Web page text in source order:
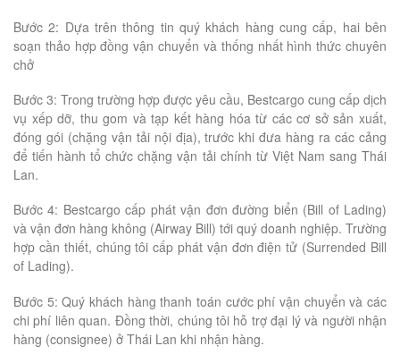
Bước 2: Dựa trên thông tin quý khách hàng cung cấp, hai bên
soạn thảo hợp đồng vận chuyển và thống nhất hình thức chuyên
chở
Bước 3: Trong trường hợp được yêu cầu, Bestcargo cung cấp dịch
vụ xếp dỡ, thu gom và tạp kết hàng hóa từ các cơ sở sản xuất,
đóng gói (chặng vận tải nội địa), trước khi đưa hàng ra các cảng
để tiến hành tổ chức chặng vận tải chính từ Việt Nam sang Thái
Lan.
Bước 4: Bestcargo cấp phát vận đơn đường biển (Bill of Lading)
và vận đơn hàng không (Airway Bill) tới quý doanh nghiệp. Trường
hợp cần thiết, chúng tôi cấp phát vận đơn điện tử (Surrended Bill
of Lading).
Bước 5: Quý khách hàng thanh toán cước phí vận chuyển và các
chi phí liên quan. Đồng thời, chúng tôi hỗ trợ đại lý và người nhận
hàng (consignee) ở Thái Lan khi nhận hàng.